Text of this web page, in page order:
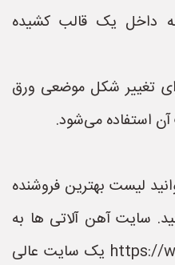
داخل یک قالب کشیده
تغییر شکل موضعی ورق
آن استفاده می‌شود.
لیست بهترین فروشنده
سایت آهن آلاتی ها به
نشانی https://www.AhanAlatiHa.ir یک سایت عالی